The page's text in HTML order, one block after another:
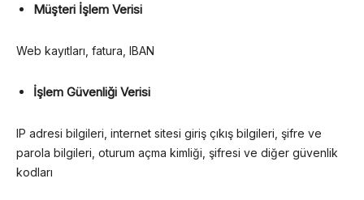
Müşteri İşlem Verisi
Web kayıtları, fatura, IBAN
İşlem Güvenliği Verisi
IP adresi bilgileri, internet sitesi giriş çıkış bilgileri, şifre ve
parola bilgileri, oturum açma kimliği, şifresi ve diğer güvenlik
kodları